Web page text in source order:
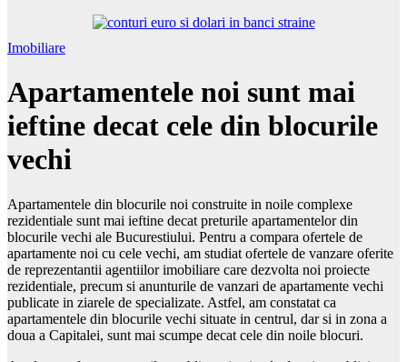
Imobiliare
Apartamentele noi sunt mai
ieftine decat cele din blocurile
vechi
Apartamentele din blocurile noi construite in noile complexe
rezidentiale sunt mai ieftine decat preturile apartamentelor din
blocurile vechi ale Bucurestiului. Pentru a compara ofertele de
apartamente noi cu cele vechi, am studiat ofertele de vanzare oferite
de reprezentantii agentiilor imobiliare care dezvolta noi proiecte
rezidentiale, precum si anunturile de vanzari de apartamente vechi
publicate in ziarele de specializate. Astfel, am constatat ca
apartamentele din blocurile vechi situate in centrul, dar si in zona a
doua a Capitalei, sunt mai scumpe decat cele din noile blocuri.